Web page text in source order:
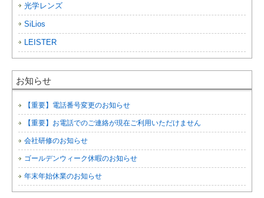
光学レンズ
SiLios
LEISTER
お知らせ
【重要】電話番号変更のお知らせ
【重要】お電話でのご連絡が現在ご利用いただけません
会社研修のお知らせ
ゴールデンウィーク休暇のお知らせ
年末年始休業のお知らせ